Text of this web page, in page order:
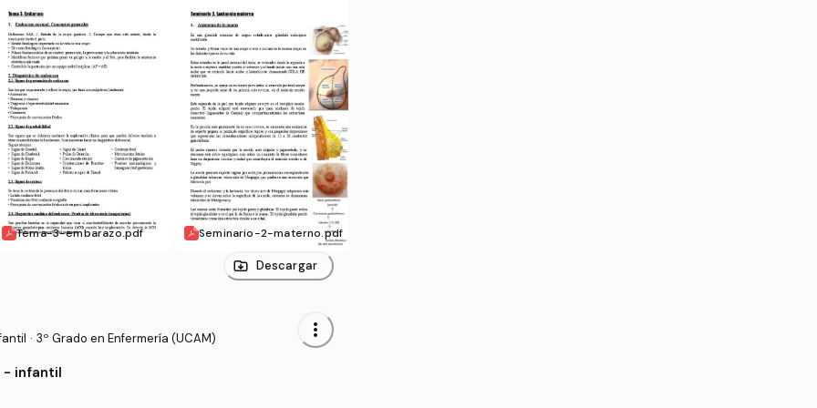
Tema-3-embarazo.pdf Seminario-2-materno.pdf
Descargar
· 3º Grado en Enfermería (UCAM) more_vert
- infantil